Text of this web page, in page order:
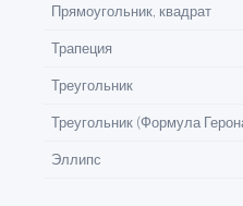
Прямоугольник, квадрат
Трапеция
Треугольник
Треугольник (Формула
Эллипс